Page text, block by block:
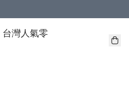
（適用於 本地送貨、本地取貨 )
灣人氣零